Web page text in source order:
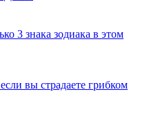
3 знака зодиака в этом
вы страдаете грибком